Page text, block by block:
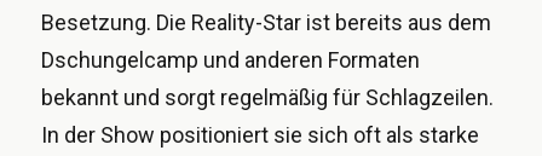
Besetzung. Die Reality-Star ist bereits aus dem
Dschungelcamp und anderen Formaten
bekannt und sorgt regelmäßig für Schlagzeilen.
In der Show positioniert sie sich oft als starke